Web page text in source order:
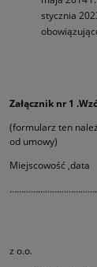
stycznia
Załącznik nr 1
(formularz ten
od umowy)
Miejscowość ,data
DO:
z o.o.